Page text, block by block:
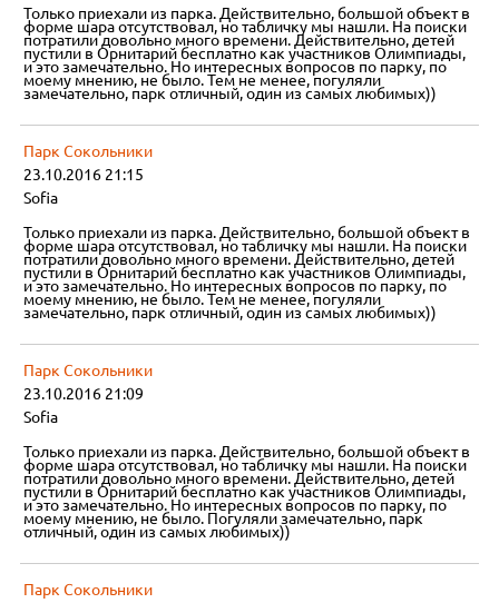
Только приехали из парка. Действительно, большой объект в
форме шара отсутствовал, но табличку мы нашли. На поиски
потратили довольно много времени. Действительно, детей
пустили в Орнитарий бесплатно как участников Олимпиады,
и это замечательно. Но интересных вопросов по парку, по
моему мнению, не было. Тем не менее, погуляли
замечательно, парк отличный, один из самых любимых))
Парк Сокольники
23.10.2016 21:15
Sofia
Только приехали из парка. Действительно, большой объект в
форме шара отсутствовал, но табличку мы нашли. На поиски
потратили довольно много времени. Действительно, детей
пустили в Орнитарий бесплатно как участников Олимпиады,
и это замечательно. Но интересных вопросов по парку, по
моему мнению, не было. Тем не менее, погуляли
замечательно, парк отличный, один из самых любимых))
Парк Сокольники
23.10.2016 21:09
Sofia
Только приехали из парка. Действительно, большой объект в
форме шара отсутствовал, но табличку мы нашли. На поиски
потратили довольно много времени. Действительно, детей
пустили в Орнитарий бесплатно как участников Олимпиады,
и это замечательно. Но интересных вопросов по парку, по
моему мнению, не было. Погуляли замечательно, парк
отличный, один из самых любимых))
Парк Сокольники